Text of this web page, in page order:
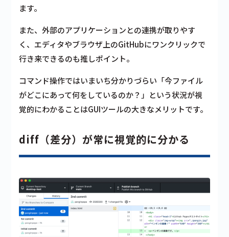
ます。
また、外部のアプリケーションとの連携が取りやす
く、エディタやブラウザ上のGitHubにワンクリックで
行き来できるのも推しポイント。
コマンド操作ではいまいち分かりづらい「今ファイル
がどこにあって何をしているのか？」という状況が視
覚的にわかることはGUIツールの大きなメリットです。
diff（差分）が常に視覚的に分かる